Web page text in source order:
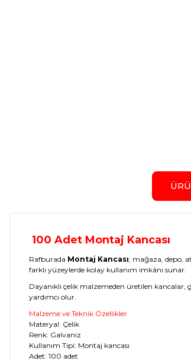
100 Adet Montaj Kancası
Rafburada Montaj Kancası; mağaza, depo,
farklı yüzeylerde kolay kullanım imkânı sunar.
Dayanıklı çelik malzemeden üretilen
yardımcı olur.
Malzeme ve Teknik Özellikler
Materyal: Çelik
Renk: Galvaniz
Kullanım Tipi: Montaj kancası
Adet: 100 adet